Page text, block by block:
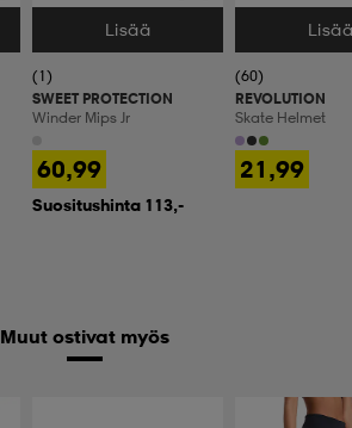
Valitse Koko
Lisää
(1)
SWEET PROTECTION
Winder Mips Jr
60,99
Suositushinta 113,-
Valitse Koko
(60)
REVOLUTION
Skate Helmet
21,99
Muut ostivat myös